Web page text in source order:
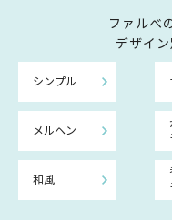
ファルべ
デザイ
シンプル
メルヘン
和風